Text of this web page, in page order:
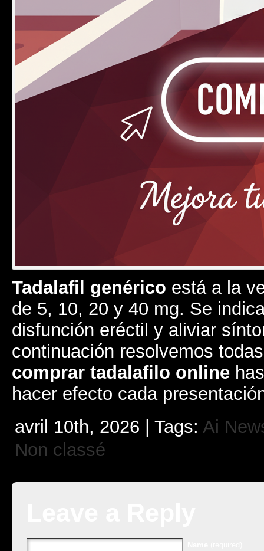
Tadalafil genérico está a la
de 5, 10, 20 y 40 mg. Se
disfunción eréctil y aliviar
continuación resolvemos
comprar tadalafilo online
hacer efecto cada
avril 10th, 2026 | Tags: Ai
Non classé